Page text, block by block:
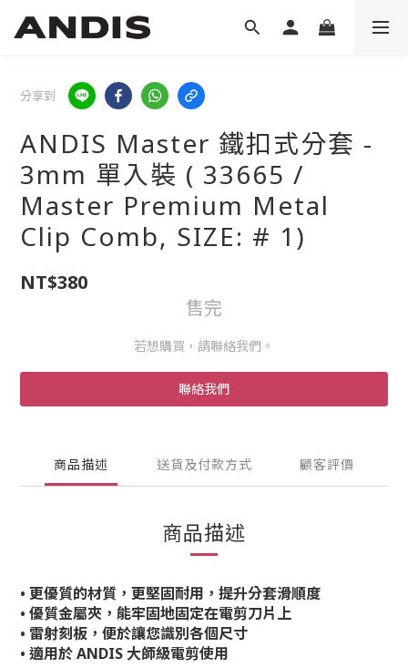
分享到
ANDIS Master 鐵扣式分套 -
3mm 單入裝 ( 33665 /
Master Premium Metal
Clip Comb, SIZE: # 1)
NT$380
售完
若想購買，請聯絡我們。
聯絡我們
商品描述 送貨及付款方式 顧客評價
商品描述
• 更優質的材質，更堅固耐用，提升分套滑順度
• 優質金屬夾，能牢固地固定在電剪刀片上
• 雷射刻板，便於讓您識別各個尺寸
• 適用於 ANDIS 大師級電剪使用